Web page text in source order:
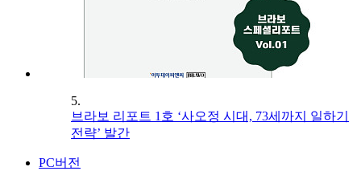
5.
브라보 리포트 1호 ‘사오정 시대, 73세까지 일하기
전략’ 발간
PC버전